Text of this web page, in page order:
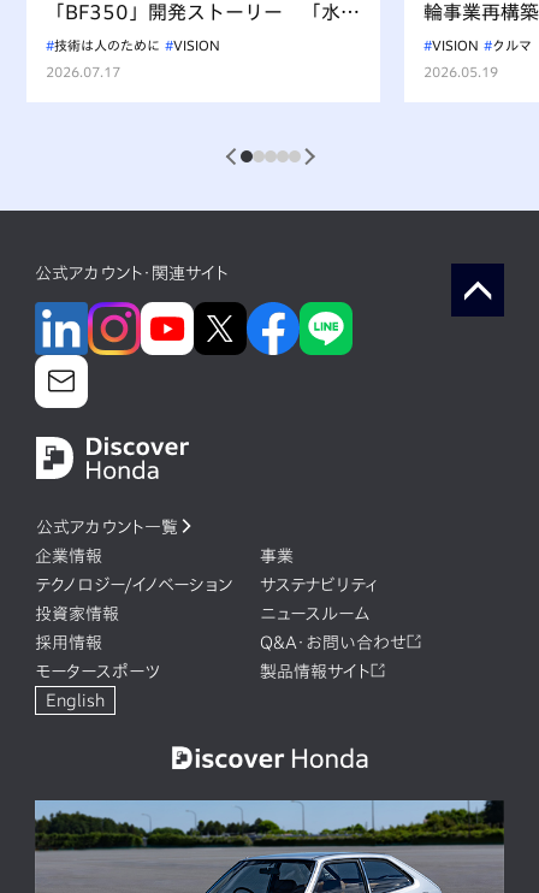
「BF350」開発ストーリー 「水上
を走るもの、水を汚すべからず」を
受け継ぐ挑戦
技術は人のために
VISION
2026.07.17
輪事業再構
VISION
クルマ
2026.05.19
1 2 3 4 5
公式アカウント・関連サイト
公式アカウント一覧
企業情報
事業
テクノロジー/イノベーション
サステナビリティ
投資家情報
ニュースルーム
採用情報
Q&A・お問い合わせ
モータースポーツ
製品情報サイト
English